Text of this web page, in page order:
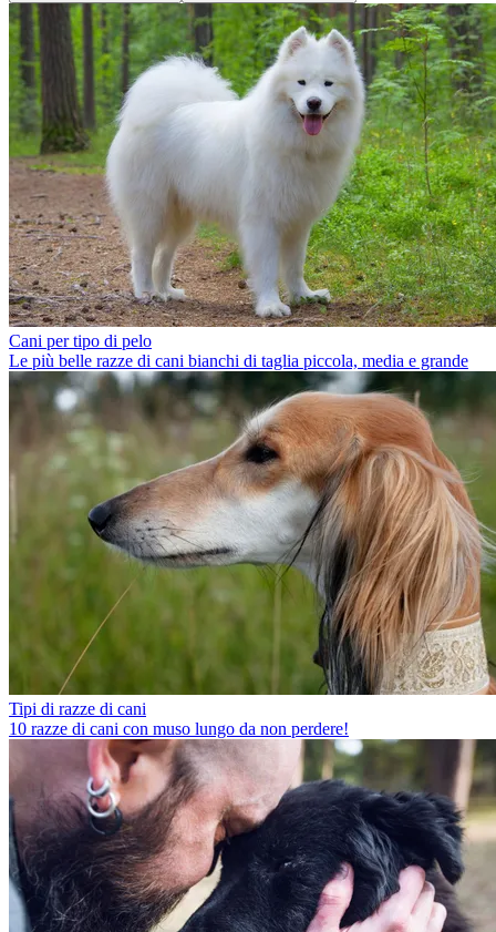
Cani per tipo di pelo
Le più belle razze di cani bianchi di taglia piccola, media e grande
Tipi di razze di cani
10 razze di cani con muso lungo da non perdere!